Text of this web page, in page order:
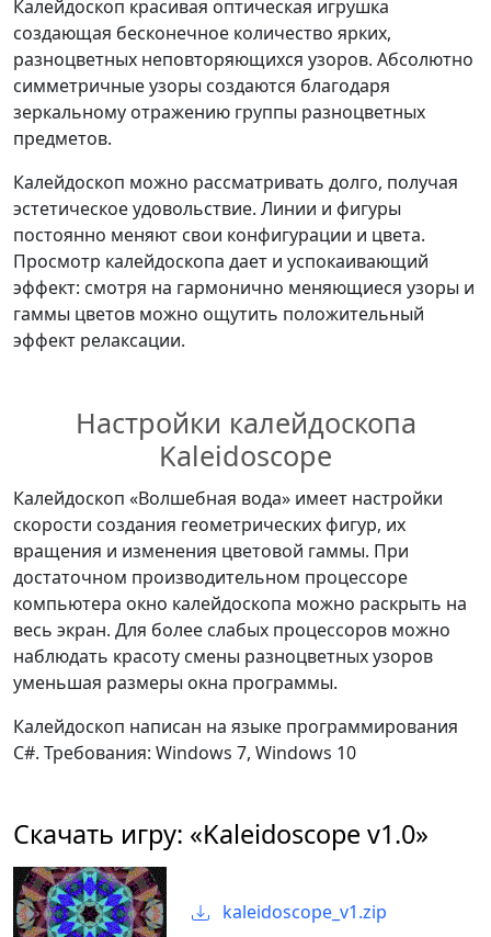
Калейдоскоп красивая оптическая игрушка
создающая бесконечное количество ярких,
разноцветных неповторяющихся узоров. Абсолютно
симметричные узоры создаются благодаря
зеркальному отражению группы разноцветных
предметов.
Калейдоскоп можно рассматривать долго, получая
эстетическое удовольствие. Линии и фигуры
постоянно меняют свои конфигурации и цвета.
Просмотр калейдоскопа дает и успокаивающий
эффект: смотря на гармонично меняющиеся узоры и
гаммы цветов можно ощутить положительный
эффект релаксации.
Настройки калейдоскопа
Kaleidoscope
Калейдоскоп «Волшебная вода» имеет настройки
скорости создания геометрических фигур, их
вращения и изменения цветовой гаммы. При
достаточном производительном процессоре
компьютера окно калейдоскопа можно раскрыть на
весь экран. Для более слабых процессоров можно
наблюдать красоту смены разноцветных узоров
уменьшая размеры окна программы.
Калейдоскоп написан на языке программирования
C#. Требования: Windows 7, Windows 10
Скачать игру: «Kaleidoscope v1.0»
kaleidoscope_v1.zip